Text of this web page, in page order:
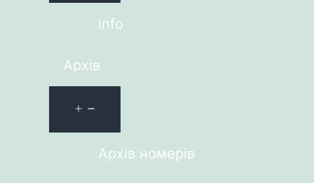
info
Архів
Архів номерів